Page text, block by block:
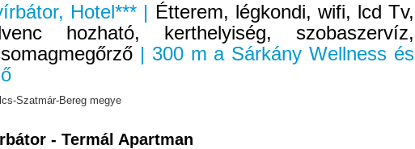
Hotel*** | Étterem, légkondi, wifi, lcd Tv,
hozható, kerthelyiség, szobaszervíz,
| 300 m a Sárkány Wellness és
Szatmár-Bereg megye
- Termál Apartman